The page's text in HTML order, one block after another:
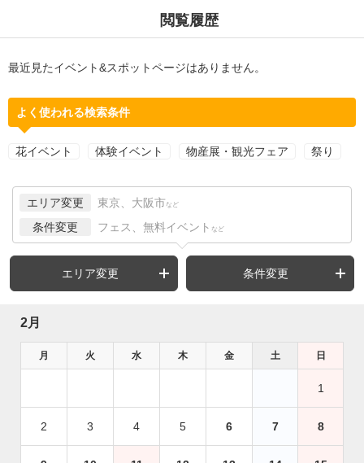
閲覧履歴
最近見たイベント&スポットページはありません。
よく使われる検索条件
花イベント 体験イベント 物産展・観光フェア 祭り
エリア変更 東京、大阪市 など
条件変更 フェス、無料イベント など
エリア変更 条件変更
2月
月 火 水 木 金 土 日
1
2 3 4 5 6 7 8